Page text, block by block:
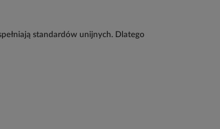
standardów unijnych. Dlatego